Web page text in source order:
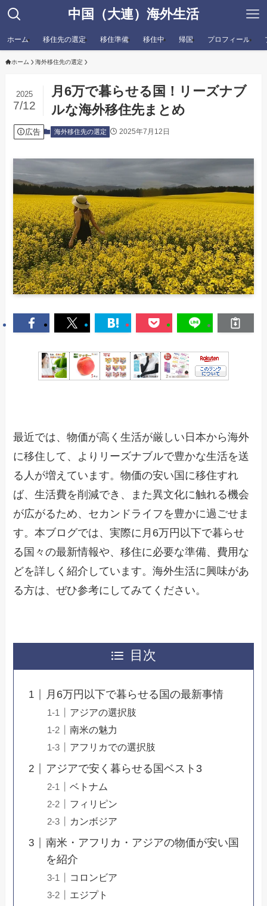
中国（大連）海外生活
ホーム 移住先の選定 移住準備 移住中 帰国 プロフィール
ホーム 海外移住先の選定
月6万で暮らせる国！リーズナブ
ルな海外移住先まとめ
2025
7/12
広告 海外移住先の選定 2025年7月12日
最近では、物価が高く生活が厳しい日本から海外
に移住して、よりリーズナブルで豊かな生活を送
る人が増えています。物価の安い国に移住すれ
ば、生活費を削減でき、また異文化に触れる機会
が広がるため、セカンドライフを豊かに過ごせま
す。本ブログでは、実際に月6万円以下で暮らせ
る国々の最新情報や、移住に必要な準備、費用な
どを詳しく紹介しています。海外生活に興味があ
る方は、ぜひ参考にしてみてください。
目次
月6万円以下で暮らせる国の最新事情
アジアの選択肢
南米の魅力
アフリカでの選択肢
アジアで安く暮らせる国ベスト3
ベトナム
フィリピン
カンボジア
南米・アフリカ・アジアの物価が安い国
を紹介
コロンビア
エジプト